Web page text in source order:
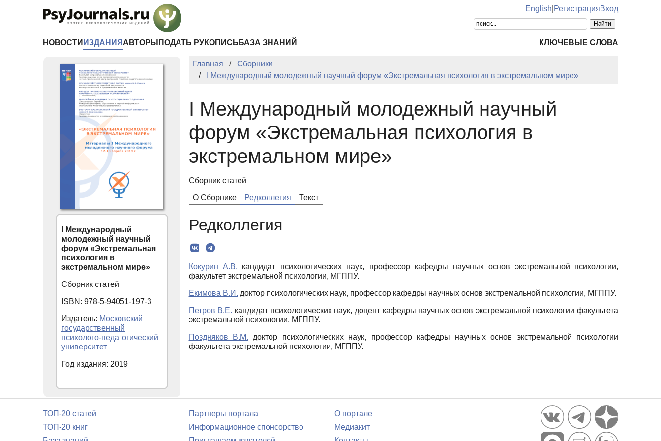
English РегистрацияВход
НОВОСТИ ИЗДАНИЯ АВТОРЫ ПОДАТЬ РУКОПИСЬ БАЗА ЗНАНИЙ КЛЮЧЕВЫЕ СЛОВА
Главная
Сборники
I Международный молодежный научный форум «Экстремальная психология в экстремальном мире»
I Международный молодежный научный
форум «Экстремальная психология в
экстремальном мире»
Сборник статей
О Сборнике Редколлегия Текст
Редколлегия
Кокурин А.В. кандидат психологических наук, профессор кафедры научных основ экстремальной психологии,
факультет экстремальной психологии, МГППУ.
Екимова В.И. доктор психологических наук, профессор кафедры научных основ экстремальной психологии, МГППУ.
Петров В.Е. кандидат психологических наук, доцент кафедры научных основ экстремальной психологии факультета
экстремальной психологии, МГППУ.
Поздняков В.М. доктор психологических наук, профессор кафедры научных основ экстремальной психологии
факультета экстремальной психологии, МГППУ.
I Международный
молодежный научный
форум «Экстремальная
психология в
экстремальном мире»
Сборник статей
ISBN: 978-5-94051-197-3
Издатель: Московский
государственный
психолого-педагогический
университет
Год издания: 2019
ТОП-20 статей
ТОП-20 книг
Партнеры портала
Информационное спонсорство
О портале
Медиакит